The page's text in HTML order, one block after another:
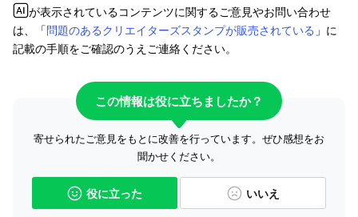
が表示されているコンテンツに関するご意見やお問い合わせ
は、「問題のあるクリエイターズスタンプが販売されている 」に
記載の手順をご確認のうえご連絡ください。
この情報は役に立ちましたか？
寄せられたご意見をもとに改善を行っています。ぜひ感想をお
聞かせください。
役に立った いいえ